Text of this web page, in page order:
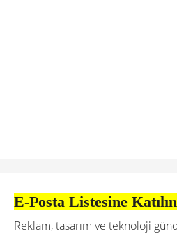
E-Posta Listesine Katılın
Reklam, tasarım ve teknoloji